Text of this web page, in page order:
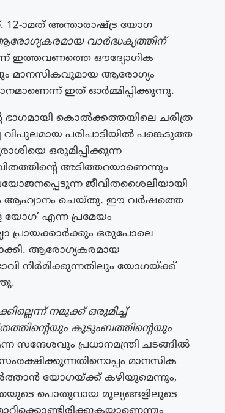
ാമത് അന്താരാഷ്ട്ര യോഗ
വാർദ്ധക്യത്തിന്
ഇത്തവണത്തെ ഔദ്യോഗിക
മാനസികവുമായ ആരോഗ്യം
ഇത് ഓർമ്മിപ്പിക്കുന്നു.
ഭാഗമായി കൊൽക്കത്തയിലെ ചരിത്ര
വിപുലമായ പരിപാടിയിൽ പങ്കെടുത്ത
ഒരുമിപ്പിക്കുന്ന
അടിത്തറയാണെന്നും
ജീവിതശൈലിയായി
ആഹ്വാനം ചെയ്‌തു. ഈ വർഷത്തെ
എന്ന പ്രമേയം
പ്രായക്കാർക്കും ഒരുപോലെ
ആരോഗ്യകരമായ
നിർമിക്കുന്നതിലും യോഗയ്ക്ക്
നമുക്ക് ഒരുമിച്ച്
കുടുംബത്തിന്റെയും
സന്ദേശവും പ്രധാനമന്ത്രി ചടങ്ങില്‍
മാനസിക
യോഗയ്‌ക്ക് കഴിയുമെന്നും,
പൊതുവായ മൂല്യങ്ങളിലൂടെ